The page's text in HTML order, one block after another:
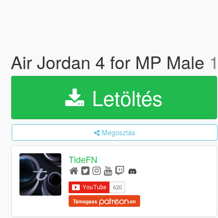
Air Jordan 4 for MP Male
Letöltés
Megosztás
TideFN
Támogass -on